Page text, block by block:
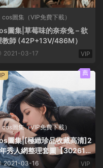
cos圖集（VIP免費下載）
圖集|草莓味的奈奈兔 – 欲
教師 (42P+13V/486M）
2021-03-17 VIP
cos圖集（VIP免費下載）
圖集|[極緻珍品收藏高清]2
秀人網整理套圖【30261P/
】超全大合集
2021-03-16 VIP
薦